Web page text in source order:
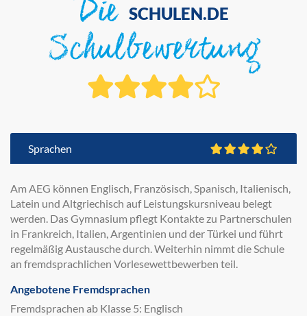
Die SCHULEN.DE
Schulbewertung
Sprachen
Am AEG können Englisch, Französisch, Spanisch, Italienisch,
Latein und Altgriechisch auf Leistungskursniveau belegt
werden. Das Gymnasium pflegt Kontakte zu Partnerschulen
in Frankreich, Italien, Argentinien und der Türkei und führt
regelmäßig Austausche durch. Weiterhin nimmt die Schule
an fremdsprachlichen Vorlesewettbewerben teil.
Angebotene Fremdsprachen
Fremdsprachen ab Klasse 5: Englisch